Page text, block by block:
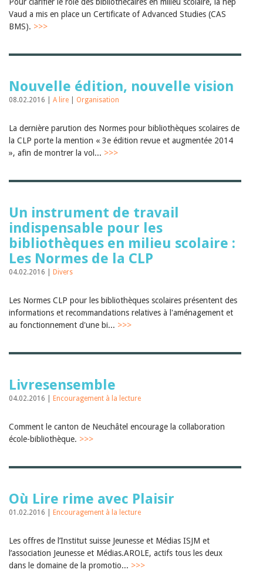
Vaud a mis en place un Certificate of Advanced Studies (CAS
BMS). >>>
Nouvelle édition, nouvelle vision
08.02.2016 | A lire Organisation
La dernière parution des Normes pour bibliothèques scolaires de
la CLP porte la mention « 3e édition revue et augmentée 2014
», afin de montrer la vol... >>>
Un instrument de travail
indispensable pour les
bibliothèques en milieu scolaire :
Les Normes de la CLP
04.02.2016 | Divers
Les Normes CLP pour les bibliothèques scolaires présentent des
informations et recommandations relatives à l'aménagement et
au fonctionnement d'une bi... >>>
Livresensemble
04.02.2016 | Encouragement à la lecture
Comment le canton de Neuchâtel encourage la collaboration
école-bibliothèque. >>>
Où Lire rime avec Plaisir
01.02.2016 | Encouragement à la lecture
Les offres de l’Institut suisse Jeunesse et Médias ISJM et
l’association Jeunesse et Médias.AROLE, actifs tous les deux
dans le domaine de la promotio... >>>